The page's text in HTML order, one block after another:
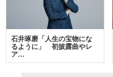
石井琢磨「人生の宝物にな
るように」 初披露曲やレ
ア…